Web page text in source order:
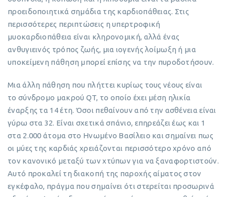
προειδοποιητικά σημάδια της καρδιοπάθειας. Στις
περισσότερες περιπτώσεις η υπερτροφική
μυοκαρδιοπάθεια είναι κληρονομική, αλλά ένας
ανθυγιεινός τρόπος ζωής, μια ιογενής λοίμωξη ή μια
υποκείμενη πάθηση μπορεί επίσης να την πυροδοτήσουν.
Μια άλλη πάθηση που πλήττει κυρίως τους νέους είναι
το σύνδρομο μακρού QT, το οποίο έχει μέση ηλικία
έναρξης τα 14 έτη. Όσοι πεθαίνουν από την ασθένεια είναι
γύρω στα 32. Είναι σχετικά σπάνιο, επηρεάζει έως και 1
στα 2.000 άτομα στο Ηνωμένο Βασίλειο και σημαίνει πως
οι μύες της καρδιάς χρειάζονται περισσότερο χρόνο από
τον κανονικό μεταξύ των χτύπων για να ξαναφορτιστούν.
Αυτό προκαλεί τη διακοπή της παροχής αίματος στον
εγκέφαλο, πράγμα που σημαίνει ότι στερείται προσωρινά